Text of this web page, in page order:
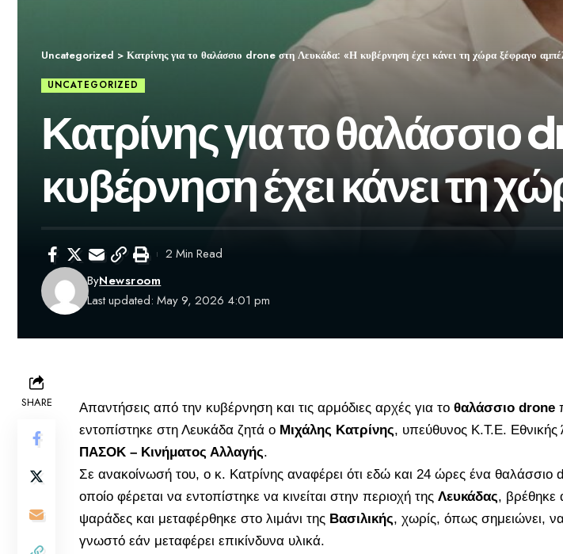
Uncategorized > Κατρίνης για το θαλάσσιο drone στη Λευκάδα: «Η κυβέρνηση έχει κάνει τη χώρα ξέφραγο
UNCATEGORIZED
Κατρίνης για το
κυβέρνηση έχει κάνει τη
Last updated: May 9, 2026 4:01 pm
ByNewsroom
2 Min Read
SHARE Απαντήσεις από την κυβέρνηση και τις αρμόδιες αρχές για το θαλάσσιο drone
εντοπίστηκε στη Λευκάδα ζητά ο Μιχάλης Κατρίνης, υπεύθυνος Κ.Τ.Ε. Εθνικής
ΠΑΣΟΚ – Κινήματος Αλλαγής.
Σε ανακοίνωσή του, ο κ. Κατρίνης αναφέρει ότι εδώ και 24 ώρες ένα θαλάσσιο
οποίο φέρεται να εντοπίστηκε να κινείται στην περιοχή της Λευκάδας, βρέθηκε
ψαράδες και μεταφέρθηκε στο λιμάνι της Βασιλικής, χωρίς, όπως σημειώνει, να
γνωστό εάν μεταφέρει επικίνδυνα υλικά.